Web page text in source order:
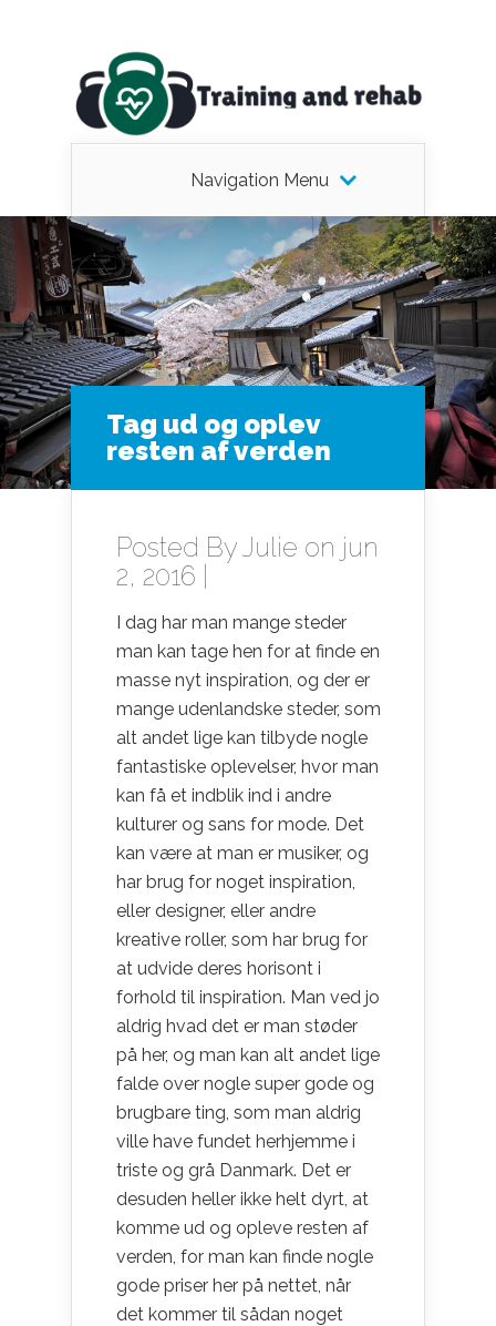
Navigation Menu
Tag ud og oplev
resten af verden
Posted ByJulie on jun
2, 2016 |
I dag har man mange steder
man kan tage hen for at finde en
masse nyt inspiration, og der er
mange udenlandske steder, som
alt andet lige kan tilbyde nogle
fantastiske oplevelser, hvor man
kan få et indblik ind i andre
kulturer og sans for mode. Det
kan være at man er musiker, og
har brug for noget inspiration,
eller designer, eller andre
kreative roller, som har brug for
at udvide deres horisont i
forhold til inspiration. Man ved jo
aldrig hvad det er man støder
på her, og man kan alt andet lige
falde over nogle super gode og
brugbare ting, som man aldrig
ville have fundet herhjemme i
triste og grå Danmark. Det er
desuden heller ikke helt dyrt, at
komme ud og opleve resten af
verden, for man kan finde nogle
gode priser her på nettet, når
det kommer til sådan noget